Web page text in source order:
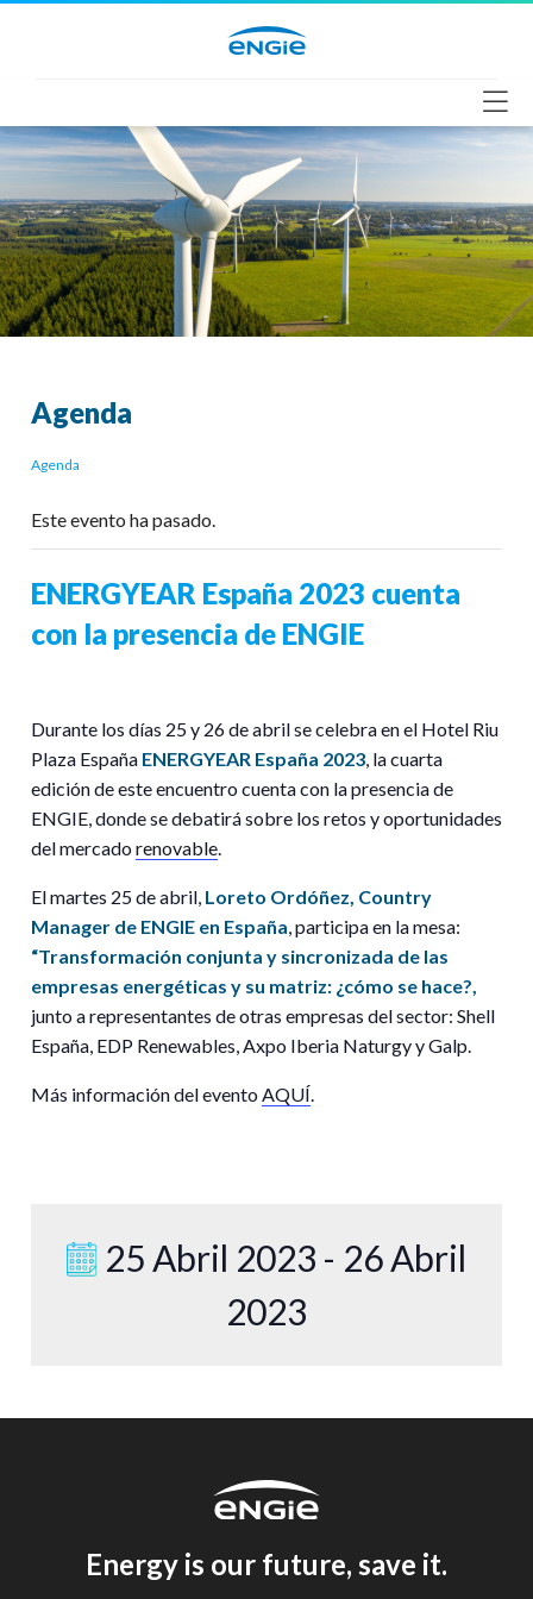
Agenda
Agenda
Este evento ha pasado.
ENERGYEAR España 2023 cuenta
con la presencia de ENGIE
Durante los días 25 y 26 de abril se celebra en el Hotel Riu
Plaza España ENERGYEAR España 2023, la cuarta
edición de este encuentro cuenta con la presencia de
ENGIE, donde se debatirá sobre los retos y oportunidades
del mercado renovable.
El martes 25 de abril, Loreto Ordóñez, Country
Manager de ENGIE en España, participa en la mesa:
“Transformación conjunta y sincronizada de las
empresas energéticas y su matriz: ¿cómo se hace?,
junto a representantes de otras empresas del sector: Shell
España, EDP Renewables, Axpo Iberia Naturgy y Galp.
Más información del evento AQUÍ.
25 Abril 2023 - 26 Abril
2023
Energy is our future, save it.